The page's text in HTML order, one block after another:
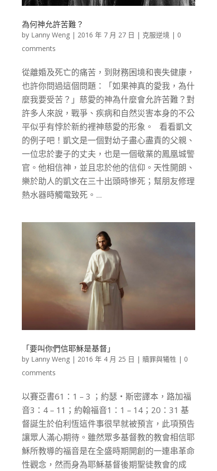
為何神允許苦難？
by Lanny Weng| 2016 年 7 月 27 日 | 克服逆境 | 0
comments
從離婚及死亡的痛苦，到財務困境和喪失健康，
也許你問過這個問題：「如果神真的愛我，為什
麼我要受苦？」慈愛的神為什麼會允許苦難？對
許多人來說，戰爭、疾病和自然災害本身的不公
平似乎有悖於新約裡神慈愛的形象。 看看凱文
的例子吧！凱文是一個對幼子盡心盡責的父親、
一位忠於妻子的丈夫，也是一個敬業的鳳凰城警
官。他相信神，並且忠於他的信仰。天性開朗、
樂於助人的凱文在三十出頭時慘死；幫朋友修理
熱水器時觸電致死。...
「要叫你們信耶穌是基督」
by Lanny Weng| 2016 年 4 月 25 日 | 贖罪與犧牲 | 0
comments
以賽亞書61：1 – 3 ；約瑟‧斯密譯本，路加福
音3：4 – 11；約翰福音1：1 – 14；20：31 基
督誕生於伯利恆這件事很早就被預言，此項預告
讓眾人滿心期待。雖然眾多基督教的教會相信耶
穌所教導的福音是在全盛時期開創的一連串革命
性觀念，然而身為耶穌基督後期聖徒教會的成